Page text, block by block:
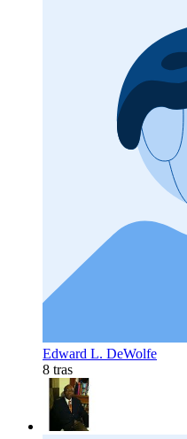
Edward L. DeWolfe
8 tras